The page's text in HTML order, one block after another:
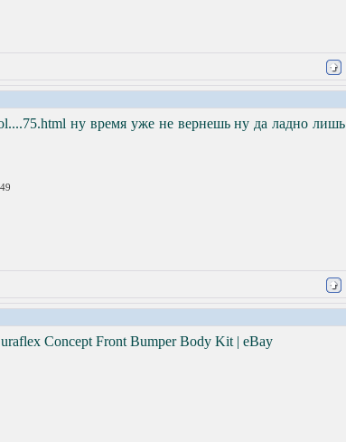
ну время уже не вернешь ну да ладно лишь
Concept Front Bumper Body Kit | eBay